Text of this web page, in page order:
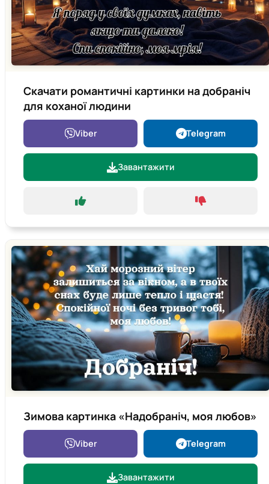
Скачати романтичні картинки на добраніч
для коханої людини
Viber Telegram
Завантажити
Зимова картинка «Надобраніч, моя любов»
Viber Telegram
Завантажити